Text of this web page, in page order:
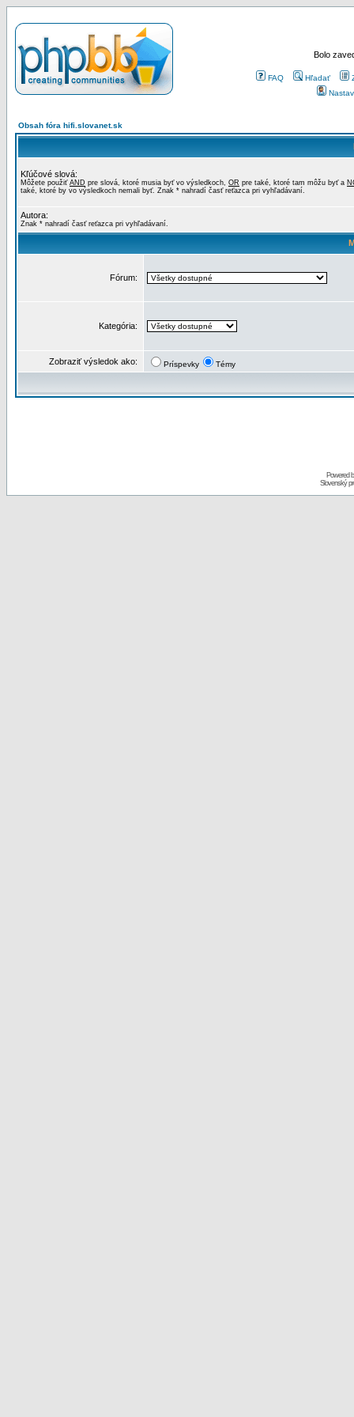
Bolo
FAQ Hľadať
Obsah fóra hifi.slovanet.sk
Kľúčové slová:
Môžete použiť AND pre slová, ktoré musia byť vo výsledkoch, OR pre také, ktoré tam môžu byť a
také, ktoré by vo výsledkoch nemali byť. Znak * nahradí časť reťazca pri vyhľadávaní.
Autora:
Znak * nahradí časť reťazca pri vyhľadávaní.
Fórum:
Kategória:
Zobraziť výsledok ako: Príspevky Témy
Powered
Slovenský